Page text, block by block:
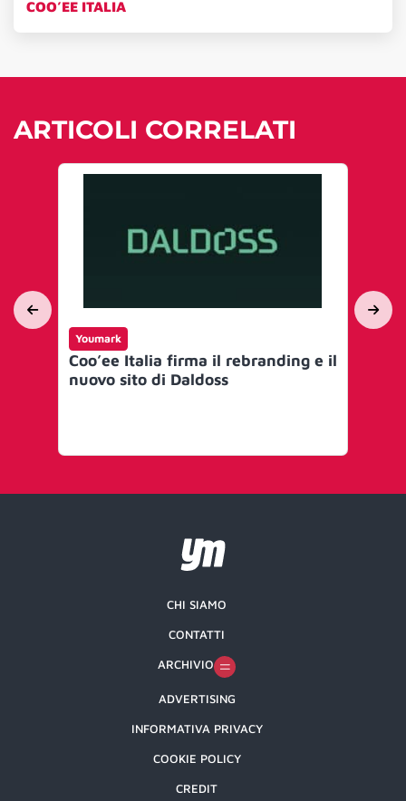
COO’EE ITALIA
ARTICOLI CORRELATI
Youmark
Coo’ee Italia firma il rebranding e il
nuovo sito di Daldoss
CHI SIAMO
CONTATTI
ARCHIVIO
ADVERTISING
INFORMATIVA PRIVACY
COOKIE POLICY
CREDIT